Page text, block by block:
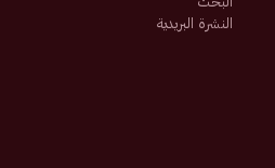
النشرة البريدية